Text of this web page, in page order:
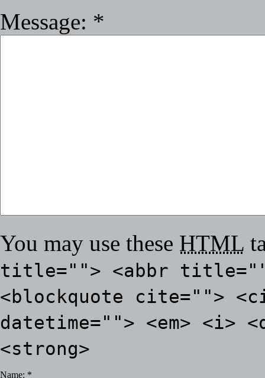
Message: *
You may use these HTML
title=""> <abbr
<blockquote cite="">
datetime=""> <em> <i>
<strong>
Name: *